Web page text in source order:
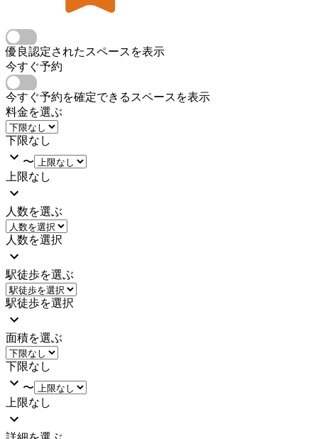
優良認定されたスペースを表示
今すぐ予約
今すぐ予約を確定できるスペースを表示
料金を選ぶ
下限なし
〜
上限なし
人数を選ぶ
人数を選択
駅徒歩を選ぶ
駅徒歩を選択
面積を選ぶ
下限なし
〜
上限なし